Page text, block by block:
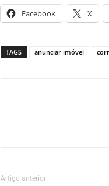
Facebook X
TAGS anunciar imóvel
Artigo anterior